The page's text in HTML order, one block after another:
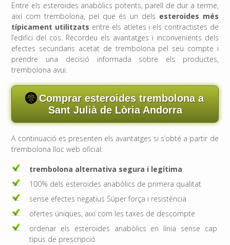
Entre els esteroides anabòlics potents, parell de dur a terme,
així com trembolona, ​​pel que és un dels esteroides més
típicament utilitzats entre els atletes i els contractistes de
l’edifici del cos. Recordeu els avantatges i inconvenients dels
efectes secundaris acetat de trembolona pel seu compte i
prendre una decisió informada sobre els productes,
trembolona avui.
Comprar esteroides trembolona a
Sant Julià de Lòria Andorra
A continuació es presenten els avantatges si s’obté a partir de
trembolona lloc web oficial:
trembolona alternativa segura i legítima
100% dels esteroides anabòlics de primera qualitat
sense efectes negatius Súper força i resistència
ofertes úniques, així com les taxes de descompte
ordenar els esteroides anabòlics en línia sense cap
tipus de prescripció